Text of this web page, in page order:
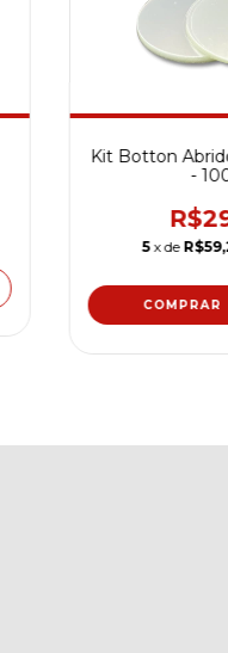
Kit Botton
-
5 x de
COMPRAR